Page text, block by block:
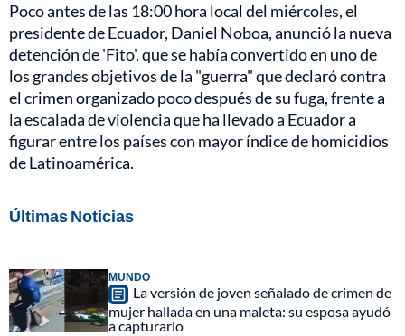
Poco antes de las 18:00 hora local del miércoles, el
presidente de Ecuador, Daniel Noboa, anunció la nueva
detención de 'Fito', que se había convertido en uno de
los grandes objetivos de la "guerra" que declaró contra
el crimen organizado poco después de su fuga, frente a
la escalada de violencia que ha llevado a Ecuador a
figurar entre los países con mayor índice de homicidios
de Latinoamérica.
Últimas Noticias
MUNDO
La versión de joven señalado de crimen de
mujer hallada en una maleta: su esposa ayudó
a capturarlo